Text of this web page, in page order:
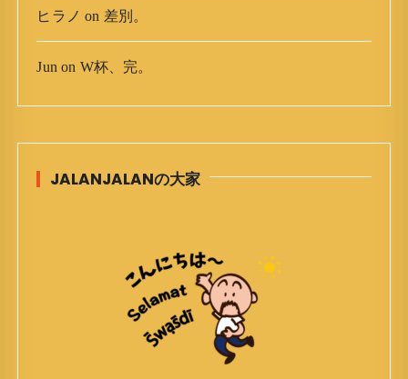
ヒラノ on 差別。
Jun on W杯、完。
JALANJALANの大家